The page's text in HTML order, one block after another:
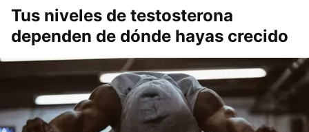
Tus niveles de testosterona
dependen de dónde hayas crecido